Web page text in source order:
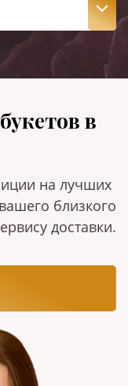
в
на лучших
близкого
доставки.